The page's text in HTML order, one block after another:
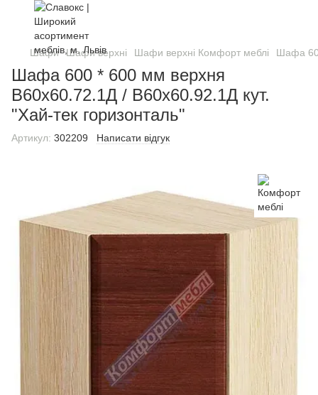
Шафи Шафи верхні Шафи верхні Комфорт меблі Шафа
Шафа 600 * 600 мм верхня
В60х60.72.1Д / В60х60.92.1Д кут.
"Хай-тек горизонталь"
Артикул: 302209 Написати відгук